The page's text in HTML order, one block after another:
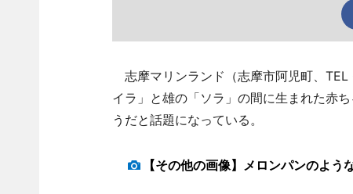
志摩マリンランド（志摩市阿児町、TEL
イラ」と雄の「ソラ」の間に生まれた赤
うだと話題になっている。
【その他の画像】メロンパンのよう